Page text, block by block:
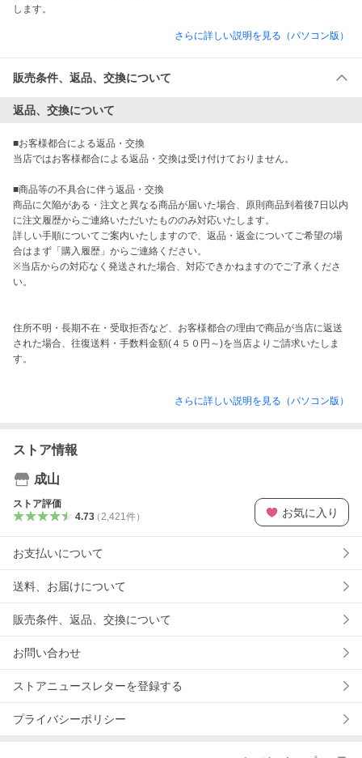
します。
さらに詳しい説明を見る（パソコン版）
販売条件、返品、交換について
返品、交換について
■お客様都合による返品・交換
当店ではお客様都合による返品・交換は受け付けておりません。
■商品等の不具合に伴う返品・交換
商品に欠陥がある・注文と異なる商品が届いた場合、原則商品到着後7日以内
に注文履歴からご連絡いただいたもののみ対応いたします。
詳しい手順についてご案内いたしますので、返品・返金についてご希望の場
合はまず「購入履歴」からご連絡ください。
※当店からの対応なく発送された場合、対応できかねますのでご了承くださ
い。
住所不明・長期不在・受取拒否など、お客様都合の理由で商品が当店に返送
された場合、往復送料・手数料金額(４５０円～)を当店よりご請求いたしま
す。
さらに詳しい説明を見る（パソコン版）
ストア情報
成山
ストア評価
4.73（ 2,421 件） お気に入り
お支払いについて
送料、お届けについて
販売条件、返品、交換について
お問い合わせ
ストアニュースレターを登録する
プライバシーポリシー